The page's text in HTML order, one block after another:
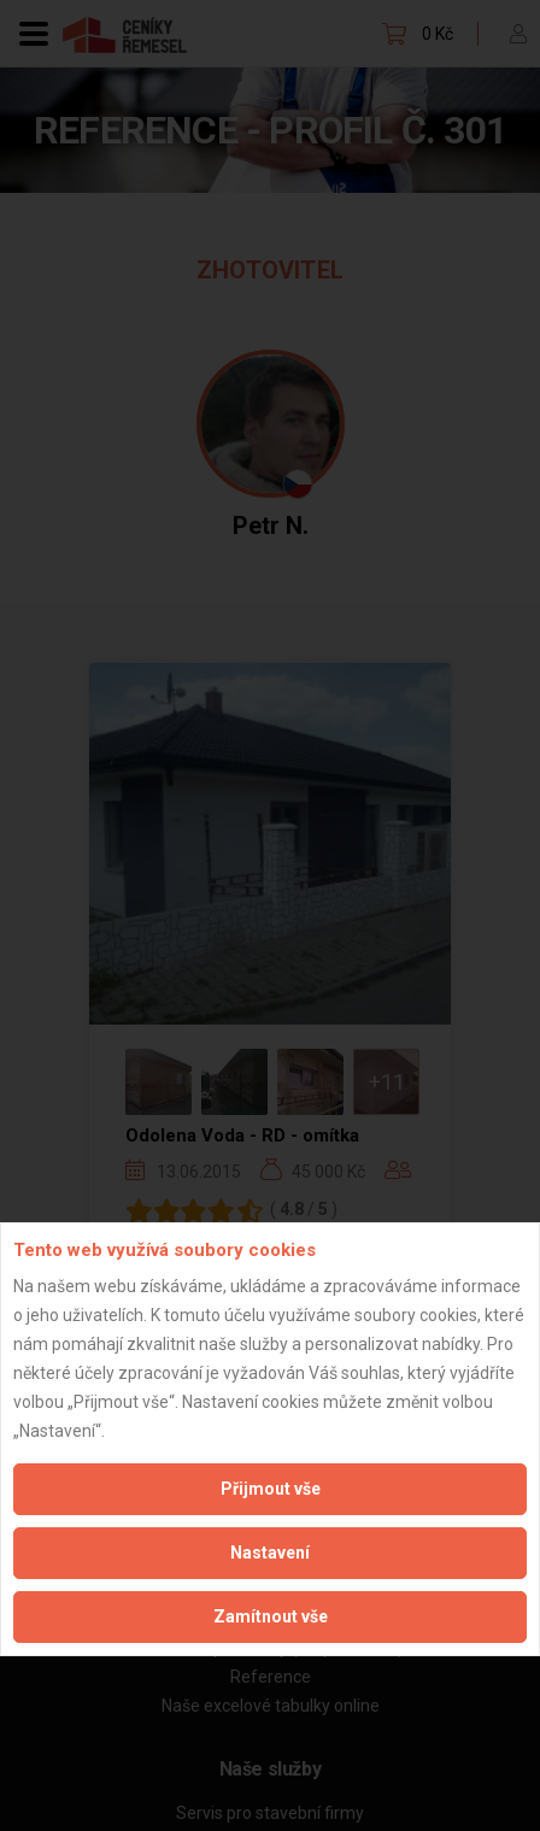
0 Kč
REFERENCE - PROFIL Č. 301
ZHOTOVITEL
Petr N.
Odolena Voda - RD - omítka
13.06.2015
45 000 Kč
( 4.8 / 5 )
+11
Zobrazeno 1 z 1 reference
Důležité informace
Naše firmy a řemeslníci
Zpracování a ochrana osobních údajů
Zásady pro používání souborů cookie
Obchodní podmínky (zprostředkování)
Obchodní podmínky (rozpočtování)
Reference
Naše excelové tabulky online
Naše služby
Servis pro stavební firmy
Tento web využívá soubory cookies
Na našem webu získáváme, ukládáme a zpracováváme informace
o jeho uživatelích. K tomuto účelu využíváme soubory cookies, které
nám pomáhají zkvalitnit naše služby a personalizovat nabídky. Pro
některé účely zpracování je vyžadován Váš souhlas, který vyjádříte
volbou „Přijmout vše“. Nastavení cookies můžete změnit volbou
„Nastavení“.
Přijmout vše
Nastavení
Zamítnout vše